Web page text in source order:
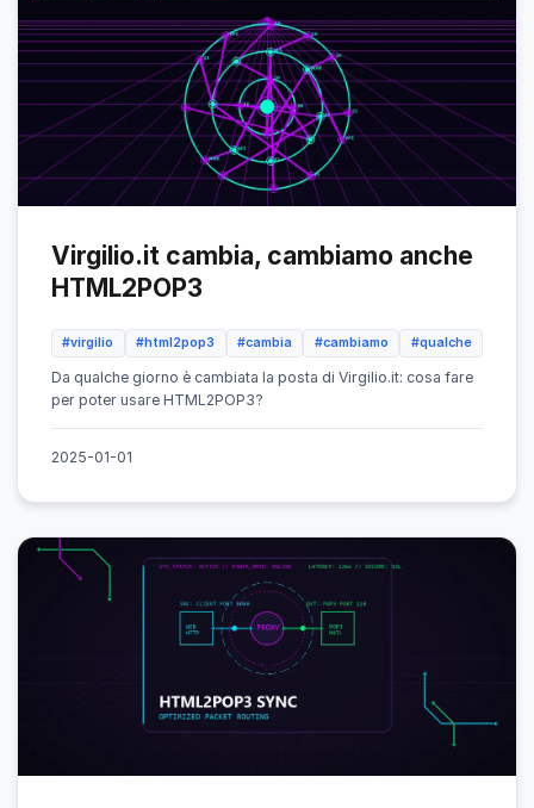
Virgilio.it cambia, cambiamo anche
HTML2POP3
#virgilio #html2pop3 #cambia #cambiamo #qualche
Da qualche giorno è cambiata la posta di Virgilio.it: cosa fare
per poter usare HTML2POP3?
2025-01-01